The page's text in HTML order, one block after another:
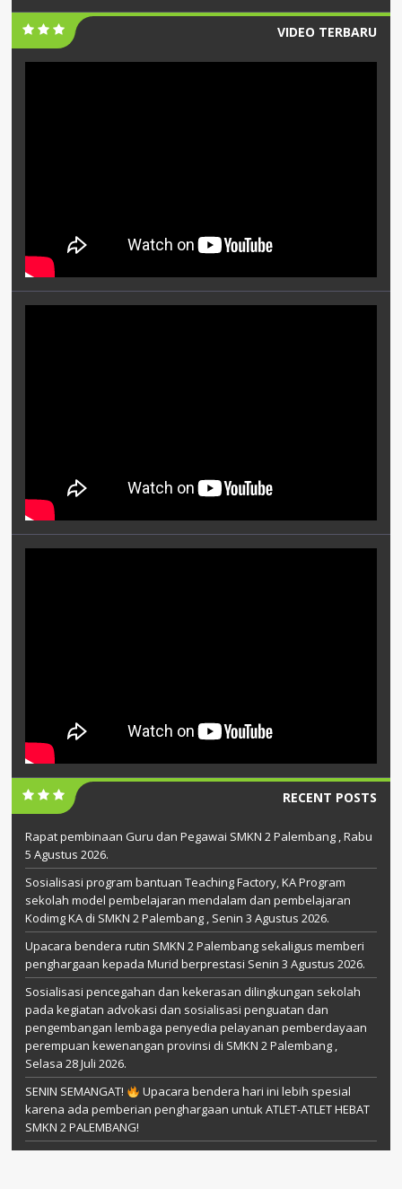
VIDEO TERBARU
RECENT POSTS
Rapat pembinaan Guru dan Pegawai SMKN 2 Palembang , Rabu
5 Agustus 2026.
Sosialisasi program bantuan Teaching Factory, KA Program
sekolah model pembelajaran mendalam dan pembelajaran
Kodimg KA di SMKN 2 Palembang , Senin 3 Agustus 2026.
Upacara bendera rutin SMKN 2 Palembang sekaligus memberi
penghargaan kepada Murid berprestasi Senin 3 Agustus 2026.
Sosialisasi pencegahan dan kekerasan dilingkungan sekolah
pada kegiatan advokasi dan sosialisasi penguatan dan
pengembangan lembaga penyedia pelayanan pemberdayaan
perempuan kewenangan provinsi di SMKN 2 Palembang ,
Selasa 28 Juli 2026.
SENIN SEMANGAT!
Upacara bendera hari ini lebih spesial
karena ada pemberian penghargaan untuk ATLET-ATLET HEBAT
SMKN 2 PALEMBANG!